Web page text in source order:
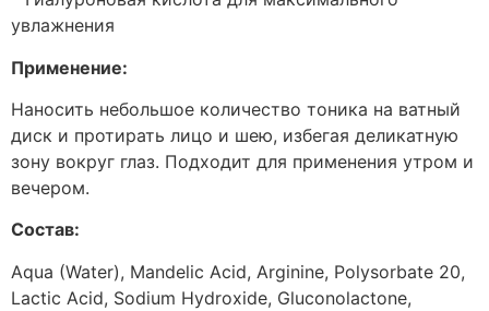
увлажнения
Применение:
Наносить небольшое количество тоника на ватный
диск и протирать лицо и шею, избегая деликатную
зону вокруг глаз. Подходит для применения утром и
вечером.
Состав:
Aqua (Water), Mandelic Acid, Arginine, Polysorbate 20,
Lactic Acid, Sodium Hydroxide, Gluconolactone,